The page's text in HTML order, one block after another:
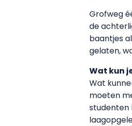
Grofweg
de
baantjes
gelaten,
Wat kun
Wat
moeten
studenten